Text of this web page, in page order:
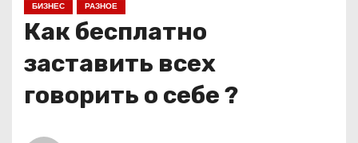
БИЗНЕС РАЗНОЕ
Как бесплатно
заставить всех
говорить о себе ?